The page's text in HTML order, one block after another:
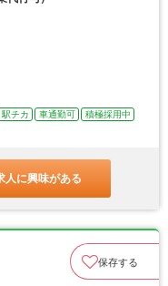
駅チカ 車通勤可
積極採用中
人に興味がある
保存する